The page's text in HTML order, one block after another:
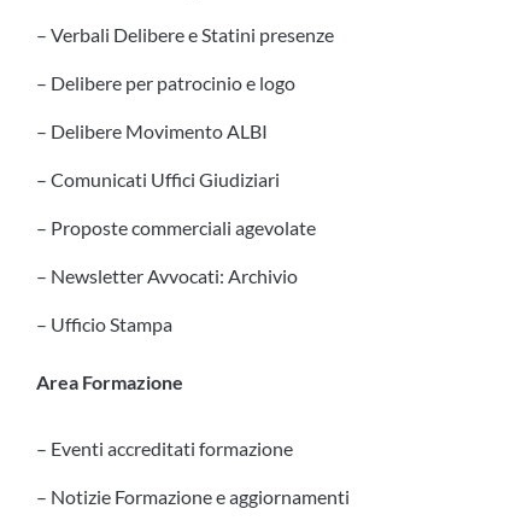
– Verbali Delibere e Statini presenze
– Delibere per patrocinio e logo
– Delibere Movimento ALBI
– Comunicati Uffici Giudiziari
– Proposte commerciali agevolate
– Newsletter Avvocati: Archivio
– Ufficio Stampa
Area Formazione
– Eventi accreditati formazione
– Notizie Formazione e aggiornamenti